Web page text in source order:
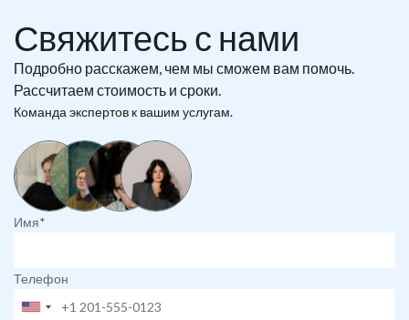
Свяжитесь с нами
Подробно расскажем, чем мы сможем вам помочь.
Рассчитаем стоимость и сроки.
Команда экспертов к вашим услугам.
Имя*
Телефон